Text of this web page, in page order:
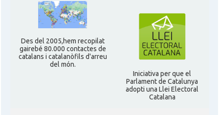
Des del 2005,hem recopilat
gairebé 80.000 contactes de
catalans i catalanòfils d'arreu
del món.
Iniciativa per que el
Parlament de Catalunya
adopti una Llei Electoral
Catalana